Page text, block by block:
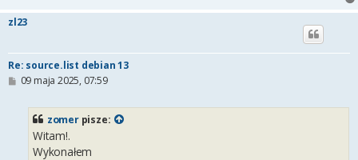
zl23
Re: source.list debian 13
P09 maja 2025, 07:59
zomerpisze:
Witam!.
Wykonałem